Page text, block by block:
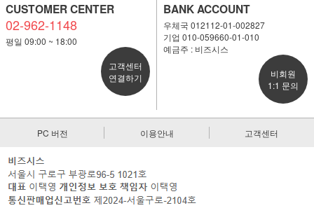
CUSTOMER CENTER
02-962-1148
평일 09:00 ~ 18:00
고객센터
연결하기
BANK ACCOUNT
우체국 012112-01-002827
기업 010-059660-01-010
예금주 : 비즈시스
비회원
1:1 문의
PC 버전 이용안내 고객센터